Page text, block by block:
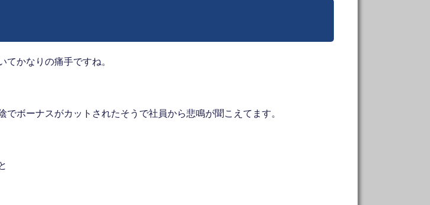
かなりの痛手ですね。
ボーナスがカットされたそうで社員から悲鳴が聞こえてます。